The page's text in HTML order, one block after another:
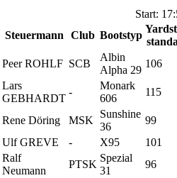
Start:
Steuermann Club Bootstyp
Peer ROHLF SCB
Albin
Alpha 29
106
Lars
GEBHARDT
-
Monark
606
115
Rene Döring MSK
Sunshine
36
99
Ulf GREVE - X95
101
Ralf
Neumann
PTSK
Spezial
31
96